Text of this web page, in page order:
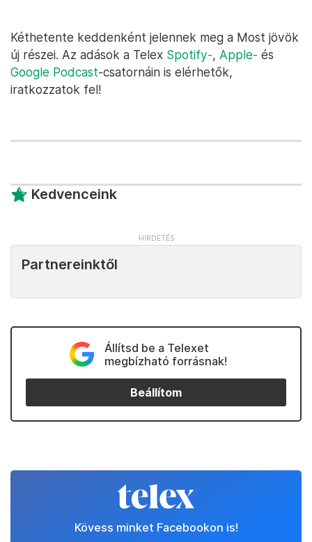
Kéthetente keddenként jelennek meg a Most jövök
új részei. Az adások a Telex Spotify-, Apple- és
Google Podcast-csatornáin is elérhetők,
iratkozzatok fel!
Kedvenceink
Partnereinktől
Állítsd be a Telexet
megbízható forrásnak!
Beállítom
Kövess minket Facebookon is!